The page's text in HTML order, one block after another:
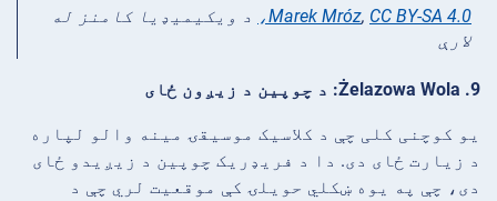
Marek Mróz, CC BY-SA 4.0،
د ويکيميډيا کامنز له
لارې
9. Żelazowa Wola: د چوپین د زیږون ځای
یو کوچنی کلی چې د کلاسیک موسیقۍ مینه والو لپاره
د زیارت ځای دی. دا د فریډریک چوپین د زیږیدو ځای
دی، چې په یوه ښکلي حویلۍ کې موقعیت لري چې د